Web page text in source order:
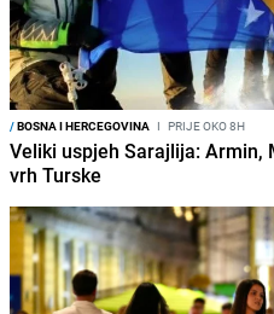
/BOSNA I HERCEGOVINA I PRIJE OKO 8H
Veliki uspjeh Sarajlija: Armin,
vrh Turske